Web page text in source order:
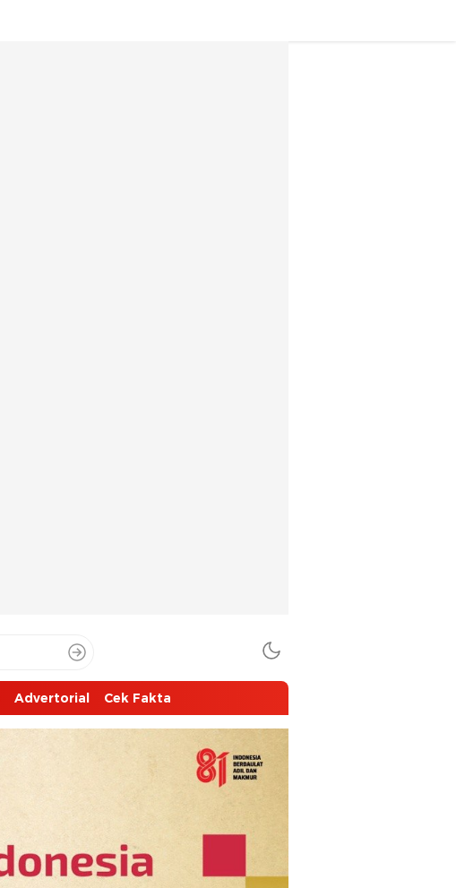
Advertorial Cek Fakta